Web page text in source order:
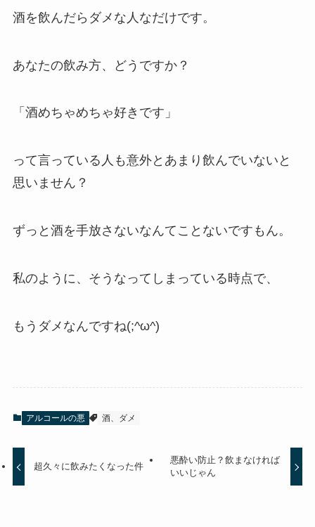
酒を飲んだらダメな人なだけです。
あなたの飲み方、どうですか？
「酒めちゃめちゃ好きです」
って言っている人も意外とあまり飲んでいないと
思いません？
ずっと酒を手放さないなんてことないですもん。
私のように、そうなってしまっている時点で、
もうダメなんですね(;^ω^)
アルコールの悪 酒、ダメ
超久々に飲みたくなった件
悪酔い防止？飲まなければ
いいじゃん